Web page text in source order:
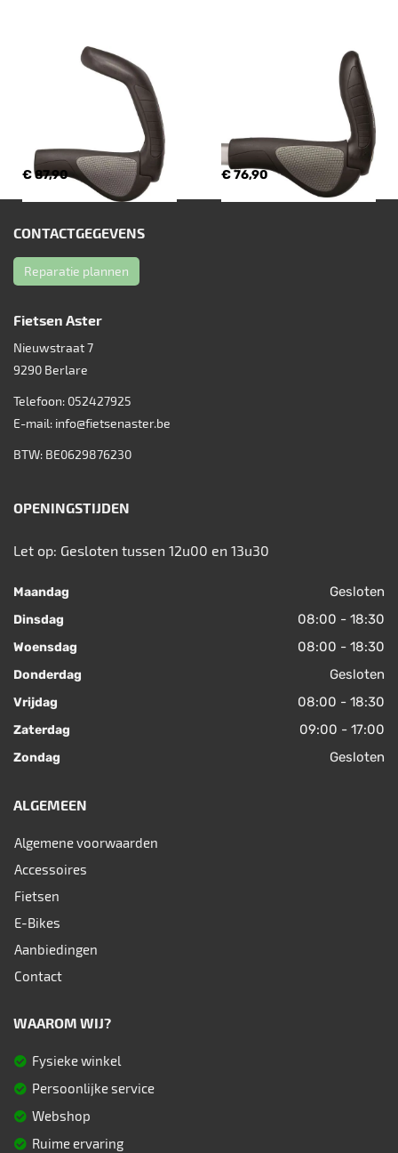
€ 87,90 € 76,90
CONTACTGEGEVENS
Reparatie plannen
Fietsen Aster
Nieuwstraat 7
9290 Berlare
Telefoon: 052427925
E-mail: info@fietsenaster.be
BTW: BE0629876230
OPENINGSTIJDEN
Let op: Gesloten tussen 12u00 en 13u30
Maandag Gesloten
Dinsdag 08:00 - 18:30
Woensdag 08:00 - 18:30
Donderdag Gesloten
Vrijdag 08:00 - 18:30
Zaterdag 09:00 - 17:00
Zondag Gesloten
ALGEMEEN
Algemene voorwaarden
Accessoires
Fietsen
E-Bikes
Aanbiedingen
Contact
WAAROM WIJ?
Fysieke winkel
Persoonlijke service
Webshop
Ruime ervaring